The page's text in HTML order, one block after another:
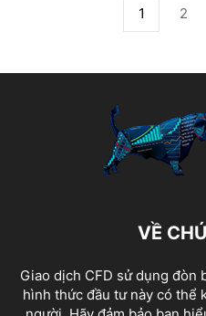
1 2
VỀ
Giao dịch CFD sử dụng đòn
hình thức đầu tư này có thể